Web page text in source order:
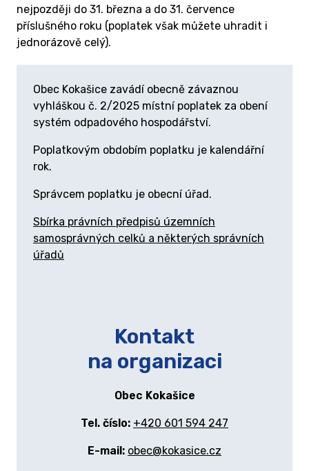
nejpozději do 31. března a do 31. července
příslušného roku (poplatek však můžete uhradit i
jednorázově celý).
Obec Kokašice zavádí obecně závaznou
vyhláškou č. 2/2025 místní poplatek za obení
systém odpadového hospodářství.
Poplatkovým obdobím poplatku je kalendářní
rok.
Správcem poplatku je obecní úřad.
Sbírka právních předpisů územních
samosprávných celků a některých správních
úřadů
Kontakt
na organizaci
Obec Kokašice
Tel. číslo: +420 601 594 247
E-mail: obec@kokasice.cz